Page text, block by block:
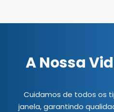
A Nossa
Cuidamos de todos os
janela, garantindo